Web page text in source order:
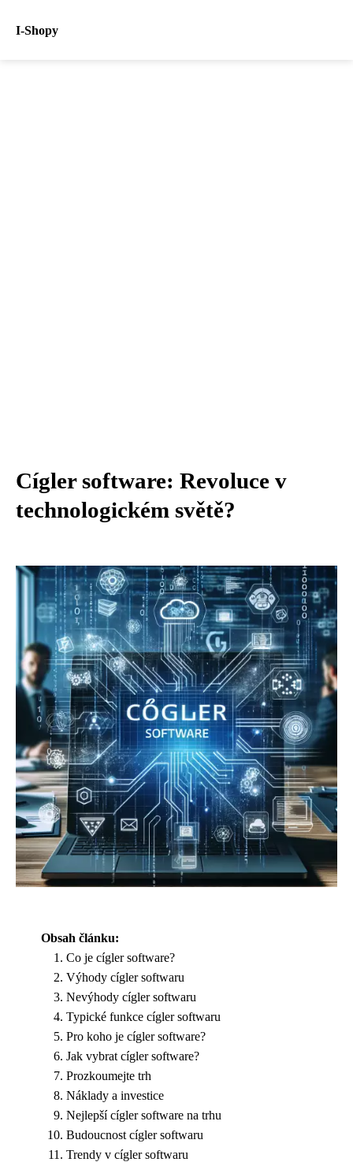
I-Shopy
Cígler software: Revoluce v
technologickém světě?
Obsah článku:
Co je cígler software?
Výhody cígler softwaru
Nevýhody cígler softwaru
Typické funkce cígler softwaru
Pro koho je cígler software?
Jak vybrat cígler software?
Prozkoumejte trh
Náklady a investice
Nejlepší cígler software na trhu
Budoucnost cígler softwaru
Trendy v cígler softwaru